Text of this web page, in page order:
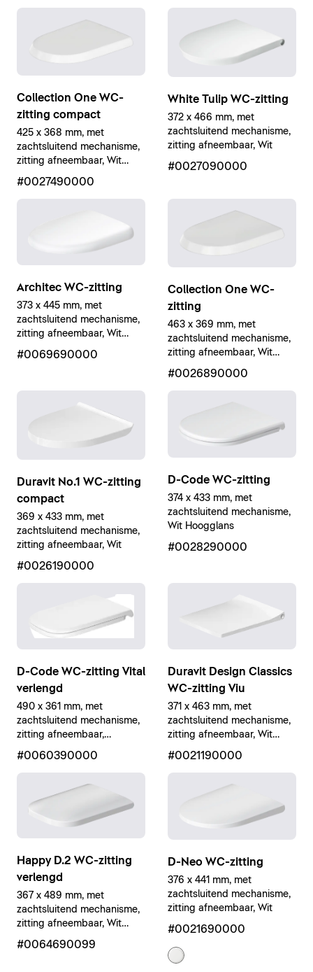
Collection One WC-
zitting compact
425 x 368 mm, met
zachtsluitend mechanisme,
zitting afneembaar, Wit
Hoogglans
#0027490000
White Tulip WC-zitting
372 x 466 mm, met
zachtsluitend mechanisme,
zitting afneembaar, Wit
#0027090000
Architec WC-zitting
373 x 445 mm, met
zachtsluitend mechanisme,
zitting afneembaar, Wit
#0069690000
Collection One WC-
zitting
463 x 369 mm, met
zachtsluitend mechanisme,
zitting afneembaar, Wit
#0026890000
Duravit No.1 WC-zitting
compact
369 x 433 mm, met
zachtsluitend mechanisme,
zitting afneembaar, Wit
#0026190000
D-Code WC-zitting
374 x 433 mm, met
zachtsluitend mechanisme,
Wit Hoogglans
#0028290000
D-Code WC-zitting Vital
verlengd
490 x 361 mm, met
zachtsluitend mechanisme,
zitting afneembaar,
Hoogglans
#0060390000
Duravit Design Classics
WC-zitting Viu
371 x 463 mm, met
zachtsluitend mechanisme,
zitting afneembaar, Wit
Hoogglans
#0021190000
Happy D.2 WC-zitting
verlengd
367 x 489 mm, met
zachtsluitend mechanisme,
zitting afneembaar, Wit
Hoogglans
#0064690099
D-Neo WC-zitting
376 x 441 mm, met
zachtsluitend mechanisme,
zitting afneembaar, Wit
#0021690000